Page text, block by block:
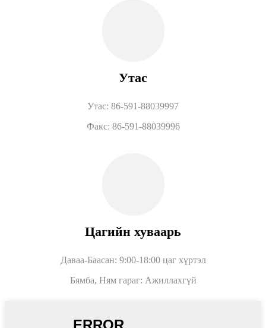
Утас
Утас: 86-591-88039997
Факс: 86-591-88039996
Цагийн хуваарь
Даваа-Баасан: 9:00-18:00 цаг хүртэл
Бямба, Ням гараг: Ажиллахгүй